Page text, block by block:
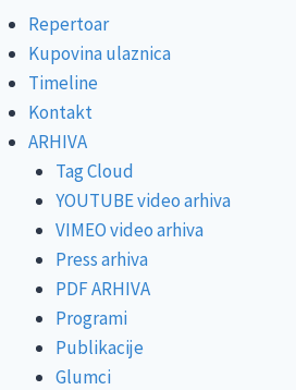
Repertoar
Kupovina ulaznica
Timeline
Kontakt
ARHIVA
Tag Cloud
YOUTUBE video arhiva
VIMEO video arhiva
Press arhiva
PDF ARHIVA
Programi
Publikacije
Glumci